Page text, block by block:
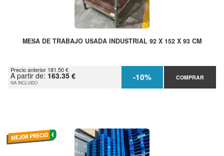
MESA DE TRABAJO USADA INDUSTRIAL 92 X 152 X 93 CM
Precio anterior 181.50 €
A partir de: 163.35 €
IVA INCLUIDO -10% COMPRAR